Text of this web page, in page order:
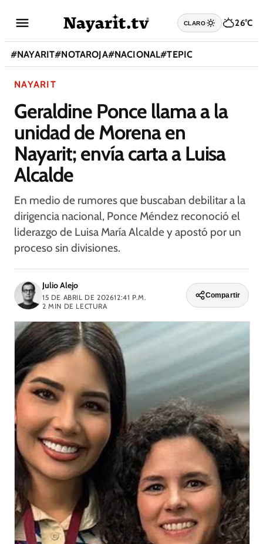
CLARO 26°C
#NAYARIT#NOTAROJA#NACIONAL#TEPIC
NAYARIT
Geraldine Ponce llama a la
unidad de Morena en
Nayarit; envía carta a Luisa
Alcalde
En medio de rumores que buscaban debilitar a la
dirigencia nacional, Ponce Méndez reconoció el
liderazgo de Luisa María Alcalde y apostó por un
proceso sin divisiones.
Julio Alejo
15 DE ABRIL DE 202612:41 P.M.
2 MIN DE LECTURA
Compartir